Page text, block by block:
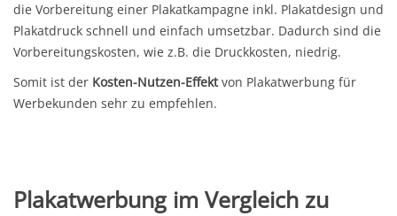
die Vorbereitung einer Plakatkampagne inkl. Plakatdesign und
Plakatdruck schnell und einfach umsetzbar. Dadurch sind die
Vorbereitungskosten, wie z.B. die Druckkosten, niedrig.
Somit ist der Kosten-Nutzen-Effektvon Plakatwerbung für
Werbekunden sehr zu empfehlen.
Plakatwerbung im Vergleich zu